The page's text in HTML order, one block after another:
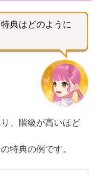
典はどのように
、階級が高いほど
特典の例です。